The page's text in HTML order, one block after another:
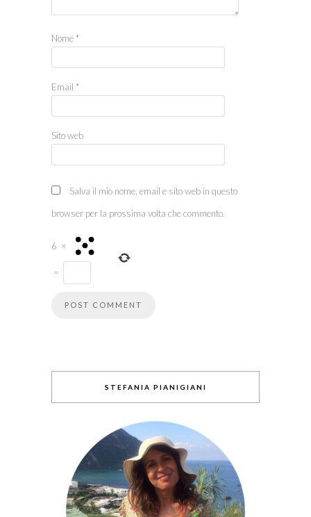
Nome *
Email *
Sito web
Salva il mio nome, email e sito web in questo
browser per la prossima volta che commento.
6 ×
=
STEFANIA PIANIGIANI